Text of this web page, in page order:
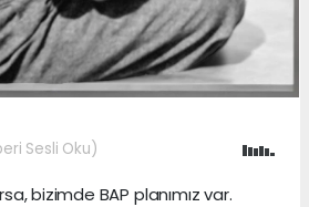
Sesli Oku)
bizimde BAP planımız var.